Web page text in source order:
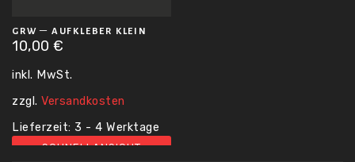
SCHNELLANSICHT
GRW – AUFKLEBER KLEIN
10,00 €
inkl. MwSt.
zzgl. Versandkosten
Lieferzeit: 3 - 4 Werktage